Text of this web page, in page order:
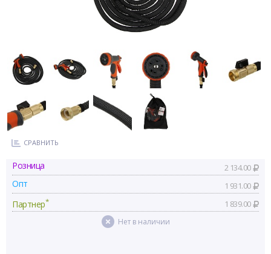
СРАВНИТЬ
Розница 2 134.00
Опт 1 931.00
Партнер* 1 839.00
Нет в наличии